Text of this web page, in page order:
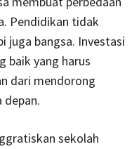
Pendidikan tidak
juga bangsa. Investasi
baik yang harus
dari mendorong
depan.
sekolah